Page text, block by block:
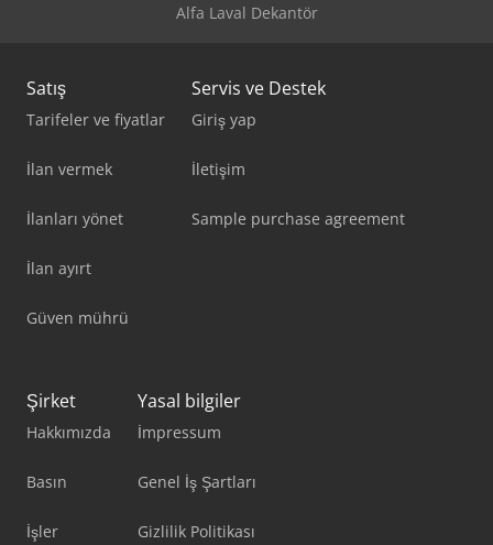
Alfa Laval Dekantör
Satış
Tarifeler ve fiyatlar
İlan vermek
İlanları yönet
İlan ayırt
Güven mührü
Servis ve Destek
Giriş yap
İletişim
Sample purchase agreement
Şirket
Hakkımızda
Basın
İşler
Yasal bilgiler
İmpressum
Genel İş Şartları
Gizlilik Politikası